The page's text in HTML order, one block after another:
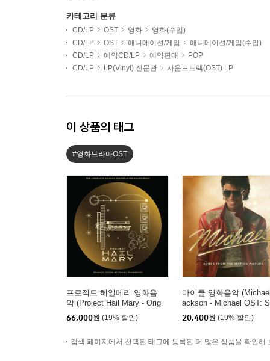
카테고리 분류
CD/LP OST 영화
영화(수입)
CD/LP
OST 애니메이션/게임
애니메이션/게임(수입)
CD/LP
예약CD/LP 예약판매
POP
CD/LP
LP(Vinyl) 전문관 사운드트랙(OST) LP
이 상품의 태그
#영화드라마OST
프로젝트 헤일메리 영화음
악 (Project Hail Mary - Origi
nal Soundtrack)
66,000원 (19% 할인)
마이클 영화음악
ackson - Michael OST:
gs From the Motion
e)
20,400원 (19% 할인)
검색 페이지에서 선택된 태그에 등록된 더 많은 상품을 확인해